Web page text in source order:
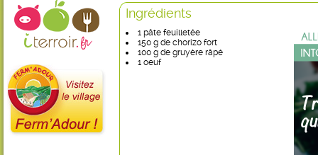
Ingrédients
1 pâte feuilletée
150 g de chorizo fort
100 g de gruyère râpé
1 oeuf